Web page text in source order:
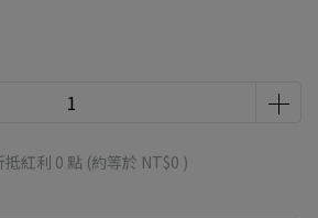
抵紅利 0 點 (約等於 NT$0 )